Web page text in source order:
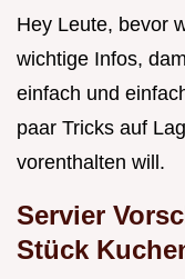
Hey Leute, bevor
wichtige Infos,
einfach und
paar Tricks auf
vorenthalten will.
Servier
Stück